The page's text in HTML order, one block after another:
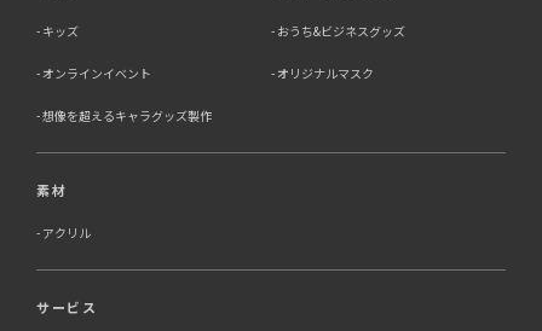
電子メール：
info@rub-lab.com
【認定個人情報保護団体の名称及び、苦情の解決の申出
います 一般財団法人日本情報経済社会推進協会 認定個人
情報保護団体事務局 〒106-0032 東京都港区六本木一丁
7565 / 0120-700-779
7．個人情報の提供の任意性と提供されない場合に起こり
お客様がご自身の個人情報を弊社に提供されるか否かは、
キッズ おうち&ビジネスグッズ
オンラインイベント オリジナルマスク
想像を超えるキャラグッズ製作
素材
アクリル
サービス